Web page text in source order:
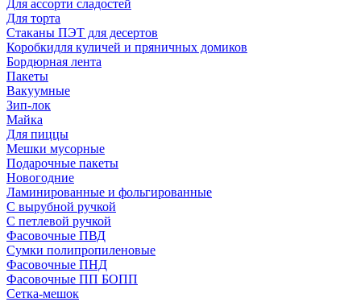
Для ассорти сладостей
Для торта
Стаканы ПЭТ для десертов
Коробкидля куличей и пряничных домиков
Бордюрная лента
Пакеты
Вакуумные
Зип-лок
Майка
Для пиццы
Мешки мусорные
Подарочные пакеты
Новогодние
Ламинированные и фольгированные
С вырубной ручкой
С петлевой ручкой
Фасовочные ПВД
Сумки полипропиленовые
Фасовочные ПНД
Фасовочные ПП БОПП
Сетка-мешок